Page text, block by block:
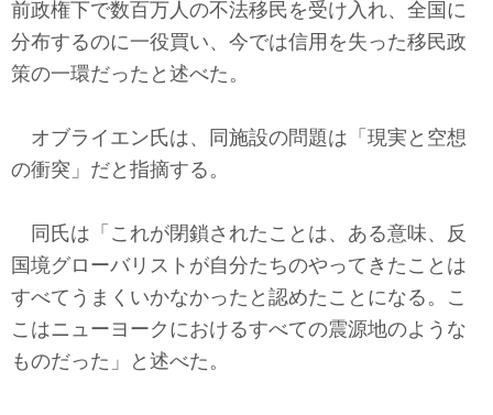
前政権下で数百万人の不法移民を受け入れ、全国に
分布するのに一役買い、今では信用を失った移民政
策の一環だったと述べた。
オブライエン氏は、同施設の問題は「現実と空想
の衝突」だと指摘する。
同氏は「これが閉鎖されたことは、ある意味、反
国境グローバリストが自分たちのやってきたことは
すべてうまくいかなかったと認めたことになる。こ
こはニューヨークにおけるすべての震源地のような
ものだった」と述べた。